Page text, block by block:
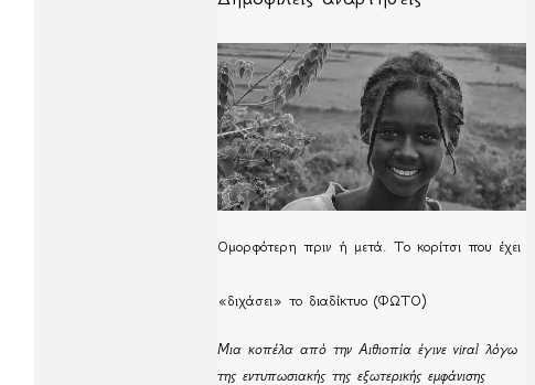
Ομορφότερη πριν ή μετά. Το κορίτσι που έχει
«διχάσει» το διαδίκτυο (ΦΩΤΟ)
Μια κοπέλα από την Αιθιοπία έγινε viral λόγω
της εντυπωσιακής της εξωτερικής εμφάνισης